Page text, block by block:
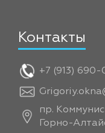
Контакты
+7 (913)
пр.
Горно-